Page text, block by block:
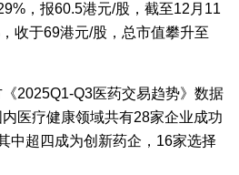
，报60.5港元/股，截至12月11
收于69港元/股，总市值攀升至
2025Q1-Q3医药交易趋势》数据
医疗健康领域共有28家企业成功
中超四成为创新药企，16家选择